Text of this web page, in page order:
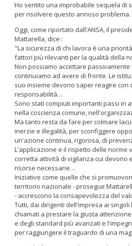
Ho sentito una improbabile sequela di
per risolvere questo annoso problema.
Oggi, come riportato dall'ANSA, il
Mattarella, dice :
"La sicurezza di chi lavora è una
fattori più rilevanti per la qualità della
Non possiamo accettare passivamente
continuiamo ad avere di fronte. Le
suo insieme devono saper reagire con
responsabilità…
Sono stati compiuti importanti passi in
nella coscienza comune,
Ma tanto resta da fare per colmare
inerzie e illegalità, per sconfiggere
un'azione continua, rigorosa, di
L'applicazione e il rispetto delle norme
corretta attività di vigilanza cui devono
risorse necessarie…
Iniziative come quelle che si
territorio nazionale - prosegue
- accrescono la consapevolezza del
Tutti, dai dirigenti dell'impresa ai
chiamati a prestare la giusta
e degli standard più avanzati e
per raggiungere il traguardo di una